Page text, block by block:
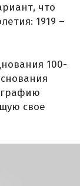
что
1919 –
100-
свое